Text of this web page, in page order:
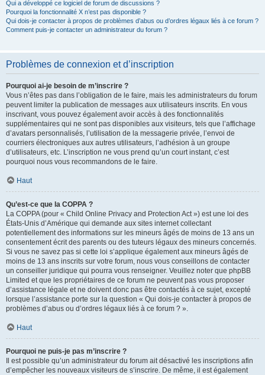
Qui a développé ce logiciel de forum de discussions ?
Pourquoi la fonctionnalité X n’est pas disponible ?
Qui dois-je contacter à propos de problèmes d’abus ou d’ordres légaux liés à ce forum ?
Comment puis-je contacter un administrateur du forum ?
Problèmes de connexion et d’inscription
Pourquoi ai-je besoin de m’inscrire ?
Vous n’êtes pas dans l’obligation de le faire, mais les administrateurs du forum
peuvent limiter la publication de messages aux utilisateurs inscrits. En vous
inscrivant, vous pouvez également avoir accès à des fonctionnalités
supplémentaires qui ne sont pas disponibles aux visiteurs, tels que l’affichage
d’avatars personnalisés, l’utilisation de la messagerie privée, l’envoi de
courriers électroniques aux autres utilisateurs, l’adhésion à un groupe
d’utilisateurs, etc. L’inscription ne vous prend qu’un court instant, c’est
pourquoi nous vous recommandons de le faire.
Haut
Qu’est-ce que la COPPA ?
La COPPA (pour « Child Online Privacy and Protection Act ») est une loi des
États-Unis d’Amérique qui demande aux sites internet collectant
potentiellement des informations sur les mineurs âgés de moins de 13 ans un
consentement écrit des parents ou des tuteurs légaux des mineurs concernés.
Si vous ne savez pas si cette loi s’applique également aux mineurs âgés de
moins de 13 ans inscrits sur votre forum, nous vous conseillons de contacter
un conseiller juridique qui pourra vous renseigner. Veuillez noter que phpBB
Limited et que les propriétaires de ce forum ne peuvent pas vous proposer
d’assistance légale et ne doivent donc pas être contactés à ce sujet, excepté
lorsque l’assistance porte sur la question « Qui dois-je contacter à propos de
problèmes d’abus ou d’ordres légaux liés à ce forum ? ».
Haut
Pourquoi ne puis-je pas m’inscrire ?
Il est possible qu’un administrateur du forum ait désactivé les inscriptions afin
d’empêcher les nouveaux visiteurs de s’inscrire. De même, il est également